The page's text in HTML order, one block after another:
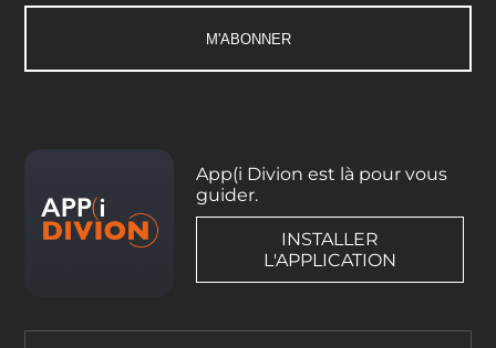
App(i Divion est là pour vous
guider.
INSTALLER
L'APPLICATION